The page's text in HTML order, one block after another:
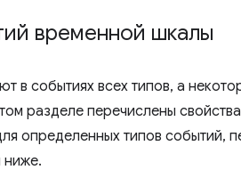
временной шкалы
в событиях всех типов, а
разделе перечислены
определенных типов событий,
ниже.